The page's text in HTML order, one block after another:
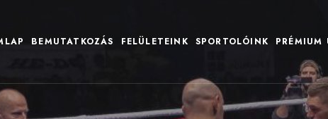
BEMUTATKOZÁS FELÜLETEINK SPORTOLÓINK PRÉMIUM